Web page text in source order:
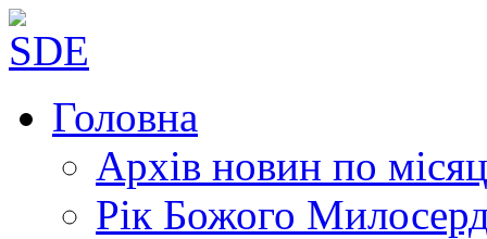
Головна
Архів новин по
Рік Божого